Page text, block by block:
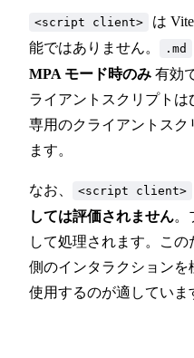
デフォルトテーマの
ビルド時のデータ読
CMS との接続
<script client>
は
能ではありません。
.md
MPA モード時のみ 有効
ライアントスクリプト
専用のクライアントス
ます。
なお、 <script client>
しては評価されません。
して処理されます。こ
側のインタラクション
使用するのが適していま